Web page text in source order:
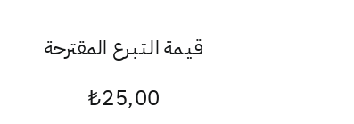
قـيـمة الـتـبـرع المقترحة
₺25,00